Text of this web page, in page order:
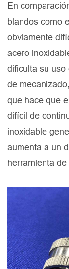
En
blandos como
obviamente
acero
dificulta su uso
de
que hace que
difícil de
inoxidable
aumenta a un
herramienta de